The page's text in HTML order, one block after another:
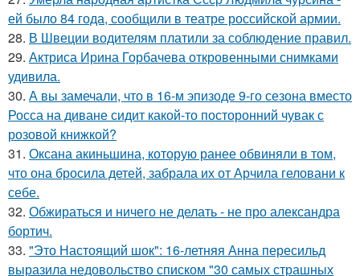
ей было 84 года, сообщили в театре российской армии.
28. В Швеции водителям платили за соблюдение правил.
29. Актриса Ирина Горбачева откровенными снимками
удивила.
30. А вы замечали, что в 16-м эпизоде 9-го сезона вместо
Росса на диване сидит какой-то посторонний чувак с
розовой книжкой?
31. Оксана акиньшина, которую ранее обвиняли в том,
что она бросила детей, забрала их от Арчила геловани к
себе.
32. Обжираться и ничего не делать - не про александра
бортич.
33. "Это Настоящий шок": 16-летняя Анна пересильд
выразила недовольство списком "30 самых страшных